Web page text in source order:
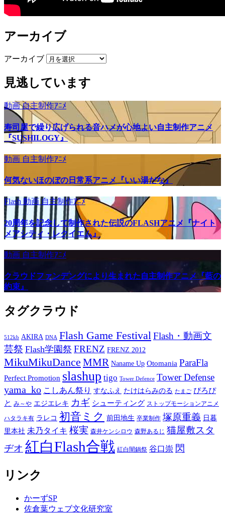
アーカイブ
アーカイブ
見逃しています
動画自主制作ｱﾆﾒ
寿司屋で繰り広げられる音ハメが心地よい自主制作アニメ
『SUSHILOGY』
動画 自主制作ｱﾆﾒ
何気ないほのぼの日常系アニメ『いい湯だな』
Flash 動画自主制作ｱﾆﾒ
20周年を記念して制作された伝説のFLASHアニメ『ナイト
メアシティ・レクイエム』
動画 自主制作ｱﾆﾒ
クラウドファンデングにより生まれた自主制作アニメ『藍の
約束』
タグクラウド
512kb AKIRA DNA Flash Game FestivalFlash・動画文
芸祭 Flash学園祭 FRENZ FRENZ 2012
MikuMikuDance MMR Naname Up Otomania ParaFla
Perfect Promotion slashup tigo Tower Defence Tower Defense
yama_ko こしあん祭り すなふえ たけはらみのる たまご ぴろぴ
と み～や エジエレキ カギ シューティング ストップモーションアニメ
ハタラキ有 ラレコ 初音ミク 前田地生 卒業制作 塚原重義 日暮
里本社 未乃タイキ 桜実 森井ケンシロウ 森野あるじ 猫屋敷スタ
ヂオ 紅白Flash合戦 紅白闇鍋祭 谷口崇 閃
リンク
かーずSP
佐倉葉ウェブ文化研究室